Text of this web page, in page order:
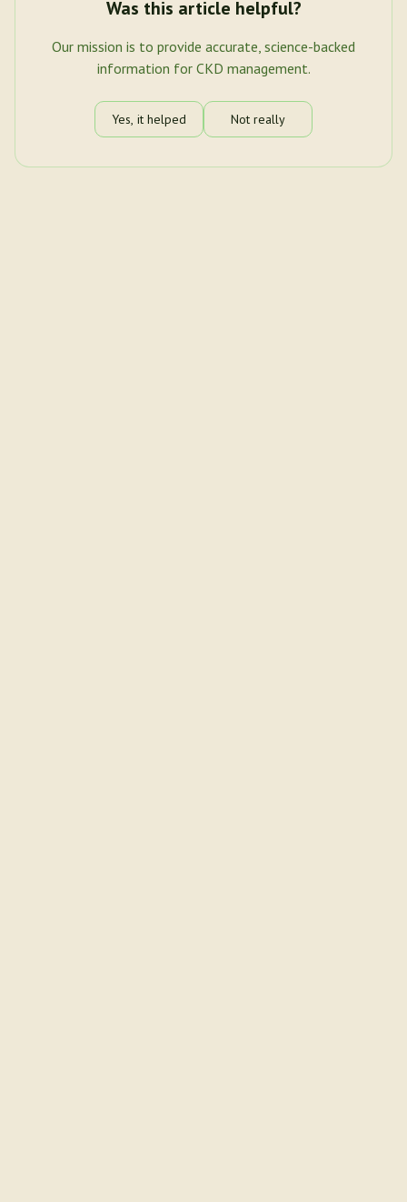
Was this article helpful?
Our mission is to provide accurate, science-backed
information for CKD management.
Yes, it helped Not really